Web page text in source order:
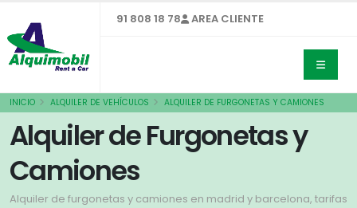
91 808 18 78 AREA CLIENTE
INICIO ALQUILER DE VEHÍCULOS ALQUILER DE FURGONETAS Y CAMIONES
Alquiler de Furgonetas y
Camiones
Alquiler de furgonetas y camiones en madrid y barcelona, tarifas